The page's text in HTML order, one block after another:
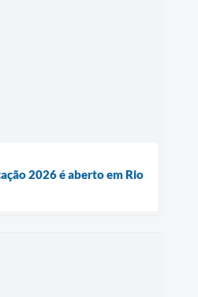
2026 é aberto em Rio